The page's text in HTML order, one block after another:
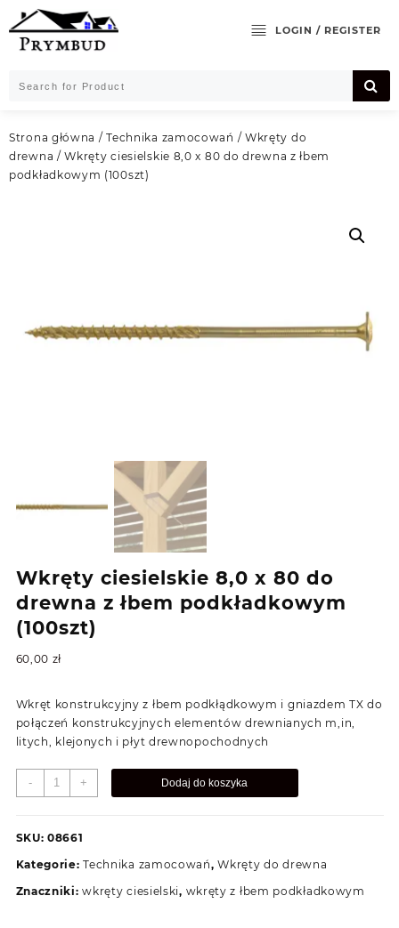
Skip
to
content
LOGIN / REGISTER
Strona główna /Technika zamocowań / Wkręty do
drewna / Wkręty ciesielskie 8,0 x 80 do drewna z łbem
podkładkowym (100szt)
Wkręty ciesielskie 8,0 x 80 do
drewna z łbem podkładkowym
(100szt)
60,00 zł
Wkręt konstrukcyjny z łbem podkłądkowym i gniazdem TX do
połączeń konstrukcyjnych elementów drewnianych m,in,
litych, klejonych i płyt drewnopochodnych
-
ilość
Wkręty
8,0
80
do
+ Dodaj do koszyka
SKU: 08661
Kategorie:Technika zamocowań,Wkręty do drewna
Znaczniki:wkręty ciesielski, wkręty z łbem podkładkowym